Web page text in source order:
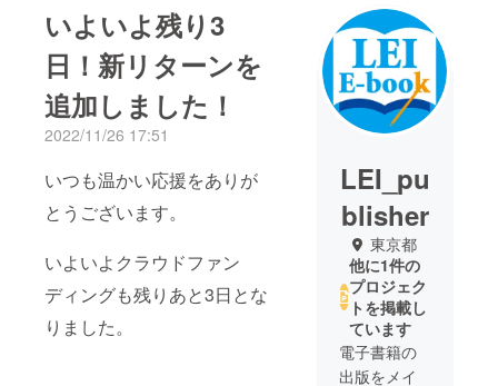
いよいよ残り3
日！新リターンを
追加しました！
2022/11/26 17:51
いつも温かい応援をありが
とうございます。
いよいよクラウドファン
ディングも残りあと3日とな
りました。
LEI_pu
blisher
東京都
他に1件の
プロジェク
トを掲載し
ています
電子書籍の
出版をメイ